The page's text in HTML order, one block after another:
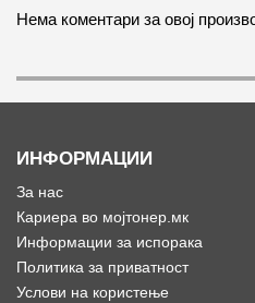
Нема коментари за овој
ИНФОРМАЦИИ
За нас
Кариера во мојтонер.мк
Информации за испорака
Политика за приватност
Услови на користење